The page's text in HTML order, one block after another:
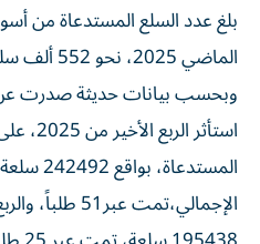
بلغ عدد السلع المستدعاة من
الماضي 2025، نحو 552 ألف سلعة، تمت عبر 130 طلباً.
وبحسب بيانات حديثة صدرت عن
استأثر